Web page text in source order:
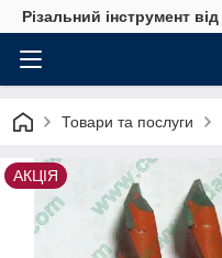
Різальний інструмент
Товари та послуги
АКЦІЯ